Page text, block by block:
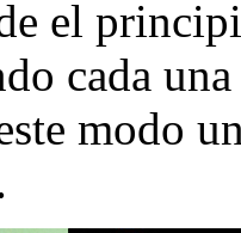
el
cada
modo